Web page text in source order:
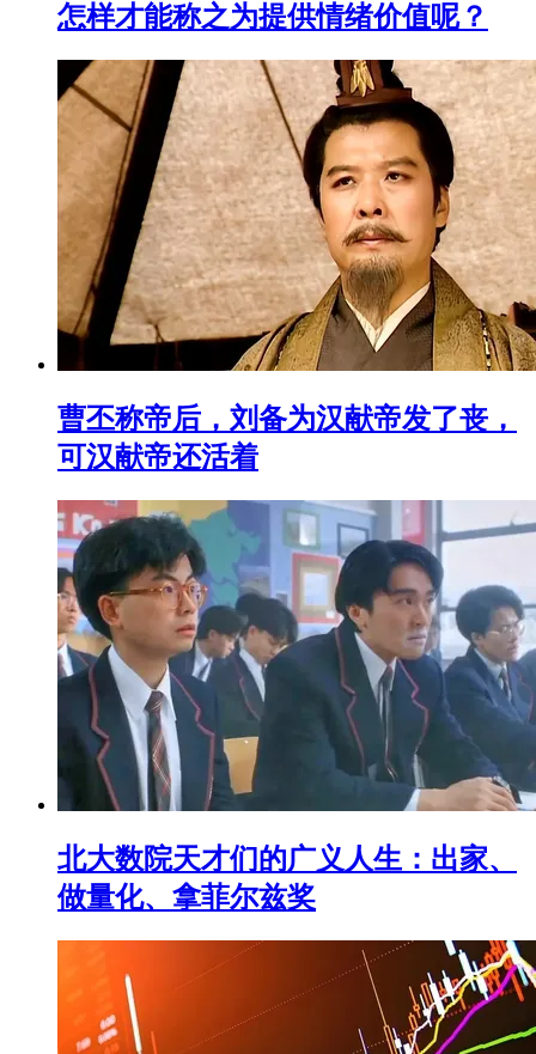
怎样才能称之为提供情绪价值呢？
曹丕称帝后，刘备为汉献帝发了丧，
可汉献帝还活着
北大数院天才们的广义人生：出家、
做量化、拿菲尔兹奖